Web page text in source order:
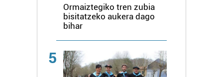
Ormaiztegiko tren zubia
bisitatzeko aukera dago
bihar
5